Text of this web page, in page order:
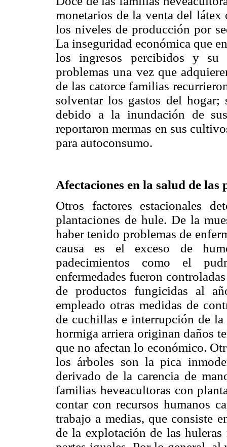
monetarios de la venta del
los niveles de producción por
La inseguridad económica que
los ingresos percibidos y su
problemas una vez que
de las catorce familias
solventar los gastos del hogar;
debido a la inundación de
reportaron mermas en sus
para autoconsumo.
Afectaciones en la salud de las
Otros factores estacionales
plantaciones de hule. De la
haber tenido problemas de
causa es el exceso de
padecimientos como el
enfermedades fueron
de productos fungicidas al
empleado otras medidas de
de cuchillas e interrupción de
hormiga arriera originan daños
que no afectan lo económico.
los árboles son la pica
derivado de la carencia de
familias heveacultoras con
contar con recursos humanos
trabajo a medias, que consiste
de la explotación de las